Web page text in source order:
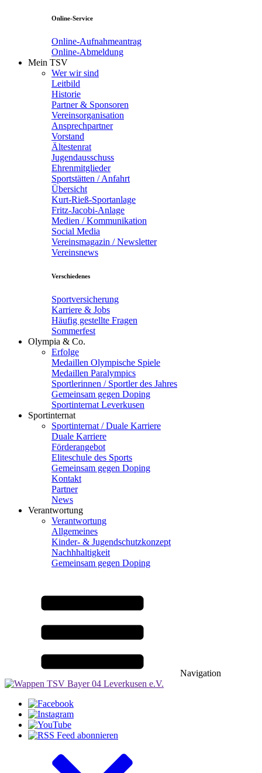
Online-Service
Online-Aufnahmeantrag
Online-Abmeldung
Mein TSV
Wer wir sind
Leitbild
Historie
Partner & Sponsoren
Vereinsorganisation
Ansprechpartner
Vorstand
Ältestenrat
Jugendausschuss
Ehrenmitglieder
Sportstätten / Anfahrt
Übersicht
Kurt-Rieß-Sportanlage
Fritz-Jacobi-Anlage
Medien / Kommunikation
Social Media
Vereinsmagazin / Newsletter
Vereinsnews
Verschiedenes
Sportversicherung
Karriere & Jobs
Häufig gestellte Fragen
Sommerfest
Olympia & Co.
Erfolge
Medaillen Olympische Spiele
Medaillen Paralympics
Sportlerinnen / Sportler des Jahres
Gemeinsam gegen Doping
Sportinternat Leverkusen
Sportinternat
Sportinternat / Duale Karriere
Duale Karriere
Förderangebot
Eliteschule des Sports
Gemeinsam gegen Doping
Kontakt
Partner
News
Verantwortung
Verantwortung
Allgemeines
Kinder- & Jugendschutzkonzept
Nachhhaltigkeit
Gemeinsam gegen Doping
Navigation